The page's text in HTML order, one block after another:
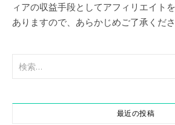
ィアの収益手段としてアフィリエイト
ありますので、あらかじめご了承くださ
最近の投稿